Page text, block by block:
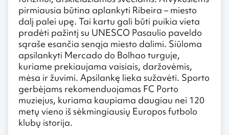
pirmiausia būtina aplankyti Ribeira – miesto
dalį palei upę. Tai kartu gali būti puikia vieta
pradėti pažintį su UNESCO Pasaulio paveldo
sąraše esančia senąja miesto dalimi. Siūloma
apsilankyti Mercado do Bolhao turguje,
kuriame prekiaujama vaisiais, daržovėmis,
mėsa ir žuvimi. Apsilankę lieka sužavėti. Sporto
gerbėjams rekomenduojamas FC Porto
muziejus, kuriama kaupiama daugiau nei 120
metų vieno iš sėkmingiausių Europos futbolo
klubų istorija.